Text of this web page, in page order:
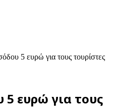
5 ευρώ για τους τουρίστες
5 ευρώ για τους